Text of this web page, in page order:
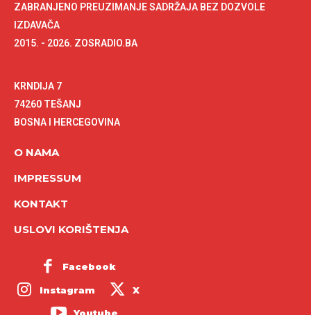
ZABRANJENO PREUZIMANJE SADRŽAJA BEZ DOZVOLE
IZDAVAČA
2015. - 2026. ZOSRADIO.BA
KRNDIJA 7
74260 TEŠANJ
BOSNA I HERCEGOVINA
O NAMA
IMPRESSUM
KONTAKT
USLOVI KORIŠTENJA
Facebook
Instagram X